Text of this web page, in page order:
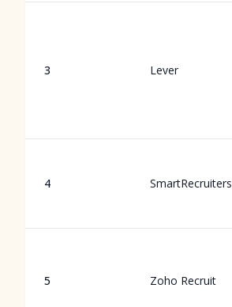
3 Lever
4 SmartRecruiters
5 Zoho Recruit